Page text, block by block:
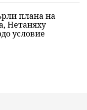
плана на
Нетаняху
условие